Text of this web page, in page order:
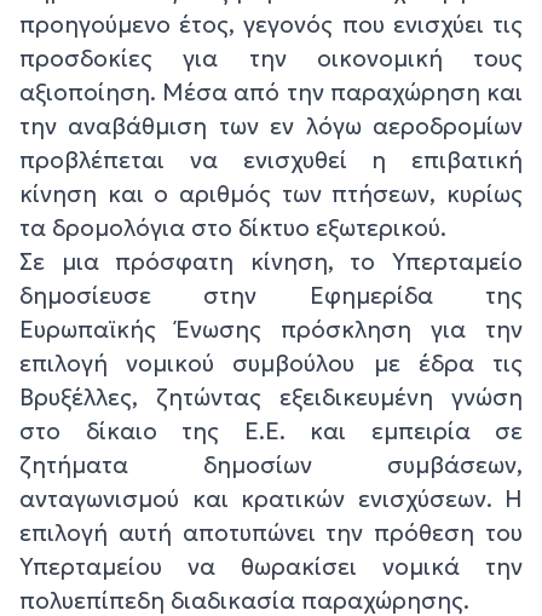
προηγούμενο έτος, γεγονός που ενισχύει τις
προσδοκίες για την οικονομική τους
αξιοποίηση. Μέσα από την παραχώρηση και
την αναβάθμιση των εν λόγω αεροδρομίων
προβλέπεται να ενισχυθεί η επιβατική
κίνηση και ο αριθμός των πτήσεων, κυρίως
τα δρομολόγια στο δίκτυο εξωτερικού.
Σε μια πρόσφατη κίνηση, το Υπερταμείο
δημοσίευσε στην Εφημερίδα της
Ευρωπαϊκής Ένωσης πρόσκληση για την
επιλογή νομικού συμβούλου με έδρα τις
Βρυξέλλες, ζητώντας εξειδικευμένη γνώση
στο δίκαιο της Ε.Ε. και εμπειρία σε
ζητήματα δημοσίων συμβάσεων,
ανταγωνισμού και κρατικών ενισχύσεων. Η
επιλογή αυτή αποτυπώνει την πρόθεση τoυ
Υπερταμείου να θωρακίσει νομικά την
πολυεπίπεδη διαδικασία παραχώρησης.